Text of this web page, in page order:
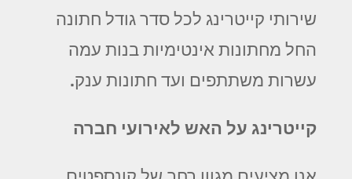
שירותי קייטרינג לכל סדר גודל חתונה
החל מחתונות אינטימיות בנות עמה
עשרות משתתפים ועד חתונות ענק.
קייטרינג על האש לאירועי חברה